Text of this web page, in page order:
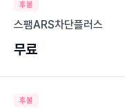
후불
스팸ARS차단플러스
무료
후불